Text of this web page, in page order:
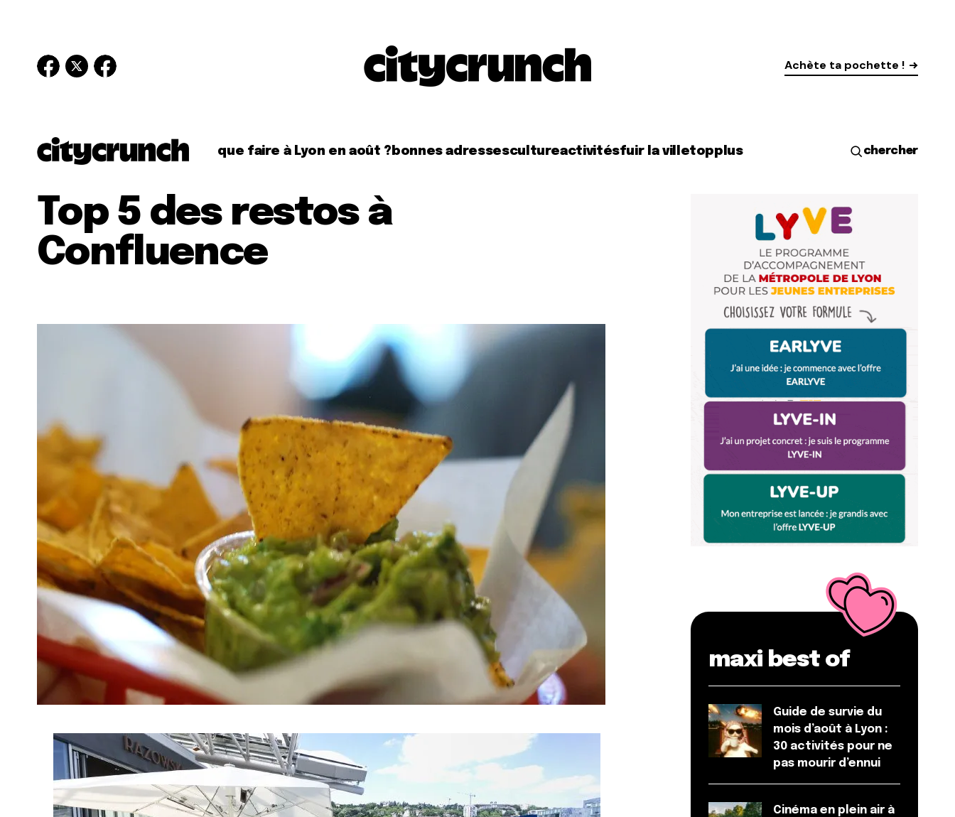
Achète ta pochette !
que faire à Lyon en août ? bonnes adressescultureactivitésfuir la villetopplus chercher
Top 5 des restos à
Confluence
maxi best of
Guide de survie du
mois d’août à Lyon :
30 activités pour ne
pas mourir d’ennui
Cinéma en plein air à